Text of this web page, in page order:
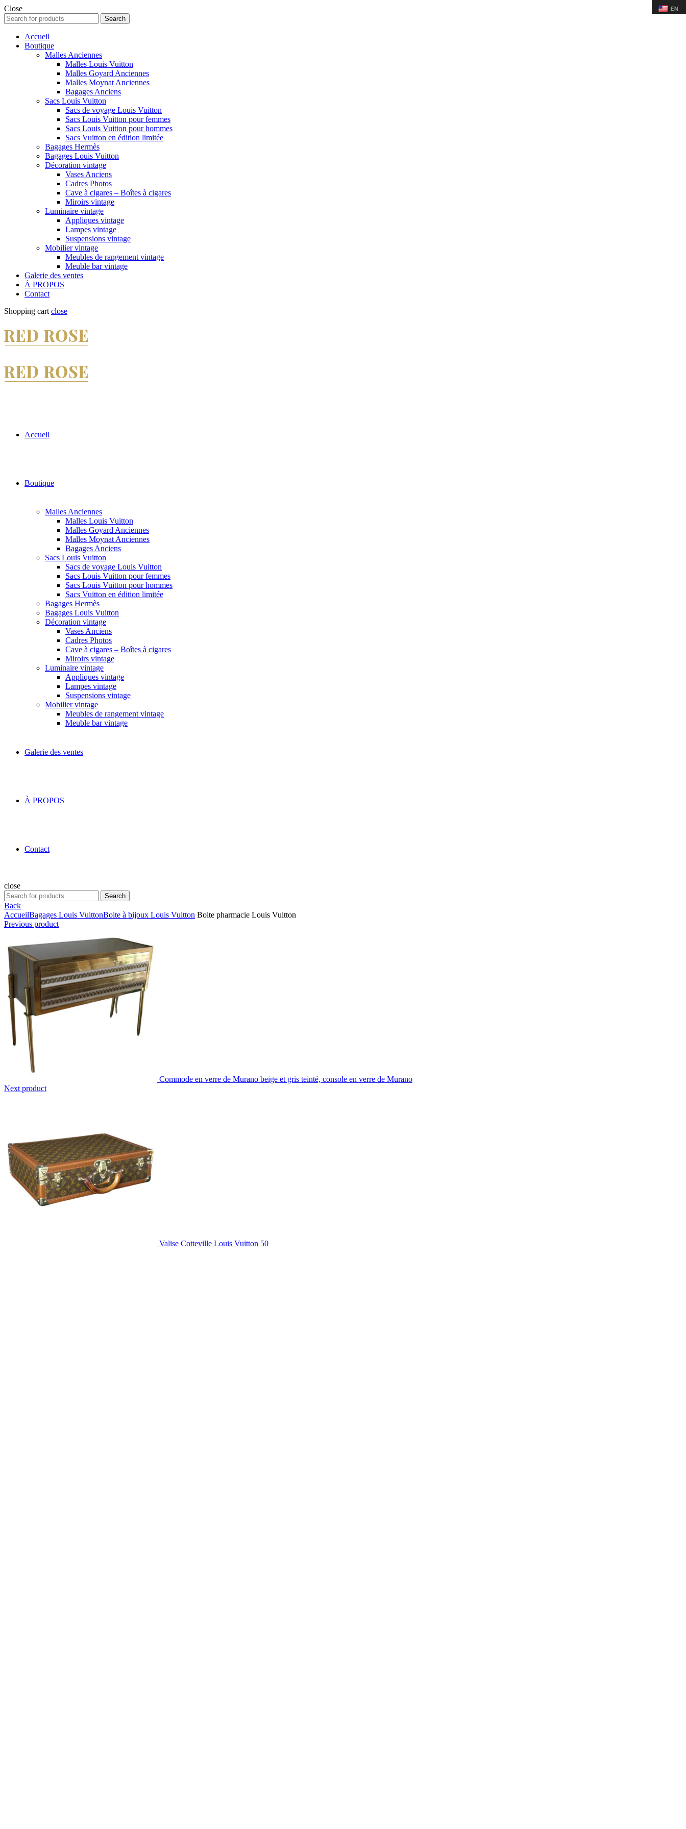
Close
Search
for:
Search
Accueil
Boutique
Malles Anciennes
Malles Louis Vuitton
Malles Goyard Anciennes
Malles Moynat Anciennes
Bagages Anciens
Sacs Louis Vuitton
Sacs de voyage Louis Vuitton
Sacs Louis Vuitton pour femmes
Sacs Louis Vuitton pour hommes
Sacs Vuitton en édition limitée
Bagages Hermès
Bagages Louis Vuitton
Décoration vintage
Vases Anciens
Cadres Photos
Cave à cigares – Boîtes à cigares
Miroirs vintage
Luminaire vintage
Appliques vintage
Lampes vintage
Suspensions vintage
Mobilier vintage
Meubles de rangement vintage
Meuble bar vintage
Galerie des ventes
À PROPOS
Contact
Shopping cart close
Accueil
Boutique
Malles Anciennes
Malles Louis Vuitton
Malles Goyard Anciennes
Malles Moynat Anciennes
Bagages Anciens
Sacs Louis Vuitton
Sacs de voyage Louis Vuitton
Sacs Louis Vuitton pour femmes
Sacs Louis Vuitton pour hommes
Sacs Vuitton en édition limitée
Bagages Hermès
Bagages Louis Vuitton
Décoration vintage
Vases Anciens
Cadres Photos
Cave à cigares – Boîtes à cigares
Miroirs vintage
Luminaire vintage
Appliques vintage
Lampes vintage
Suspensions vintage
Mobilier vintage
Meubles de rangement vintage
Meuble bar vintage
Galerie des ventes
À PROPOS
Contact
close
Search
for:
Search
Back
AccueilBagages Louis VuittonBoite à bijoux Louis Vuitton Boite pharmacie Louis Vuitton
Previous product
Commode en verre de Murano beige et gris teinté, console en verre de Murano
Next product
Valise Cotteville Louis Vuitton 50